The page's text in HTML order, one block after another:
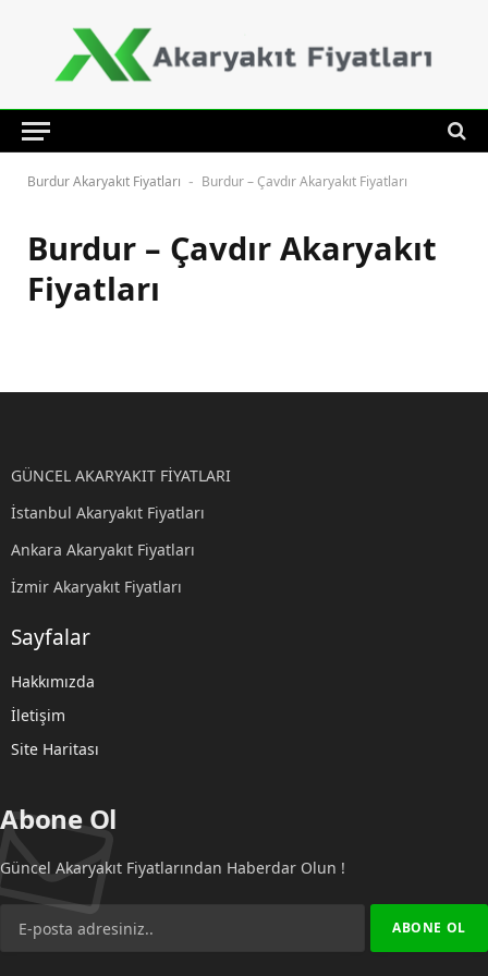
Burdur Akaryakıt Fiyatları - Burdur – Çavdır Akaryakıt Fiyatları
Burdur – Çavdır Akaryakıt
Fiyatları
GÜNCEL AKARYAKIT FİYATLARI
İstanbul Akaryakıt Fiyatları
Ankara Akaryakıt Fiyatları
İzmir Akaryakıt Fiyatları
Sayfalar
Hakkımızda
İletişim
Site Haritası
Abone Ol
Güncel Akaryakıt Fiyatlarından Haberdar Olun !